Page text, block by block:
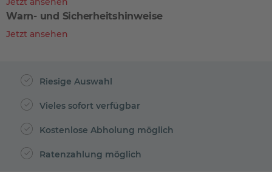
Warn- und Sicherheitshinweise
Jetzt ansehen
Riesige Auswahl
Vieles sofort verfügbar
Kostenlose Abholung möglich
Ratenzahlung möglich